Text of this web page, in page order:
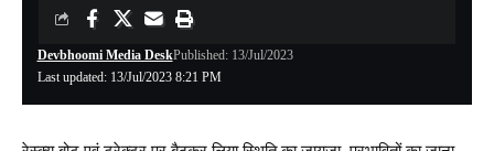
Last updated: 13/Jul/2023 8:21 PM
Devbhoomi Media DeskPublished: 13/Jul/2023